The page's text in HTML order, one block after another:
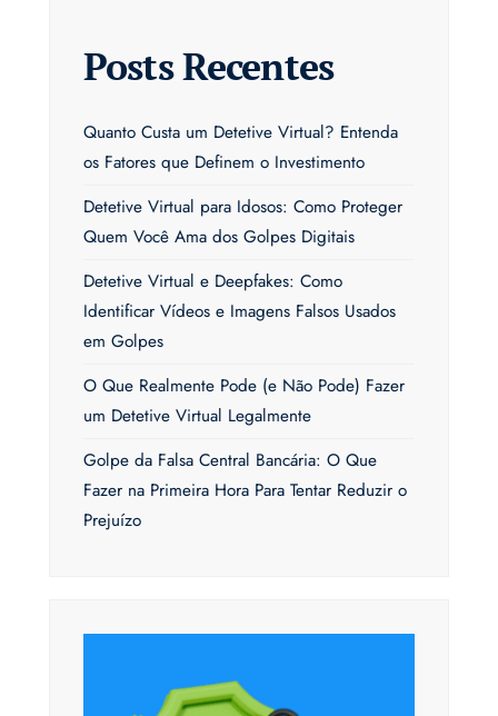
Posts Recentes
Quanto Custa um Detetive Virtual? Entenda
os Fatores que Definem o Investimento
Detetive Virtual para Idosos: Como Proteger
Quem Você Ama dos Golpes Digitais
Detetive Virtual e Deepfakes: Como
Identificar Vídeos e Imagens Falsos Usados
em Golpes
O Que Realmente Pode (e Não Pode) Fazer
um Detetive Virtual Legalmente
Golpe da Falsa Central Bancária: O Que
Fazer na Primeira Hora Para Tentar Reduzir o
Prejuízo